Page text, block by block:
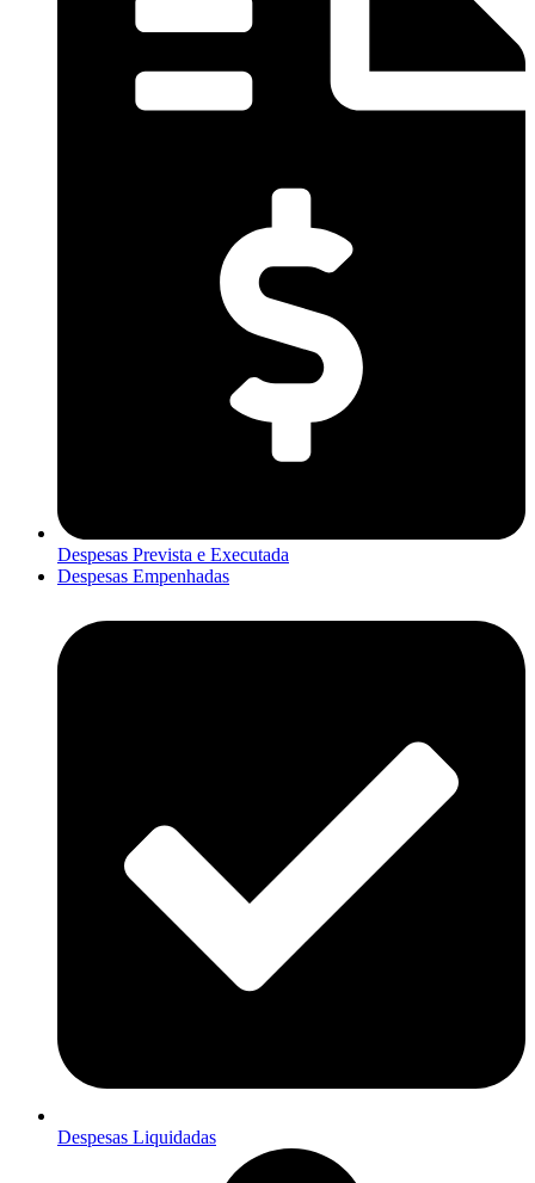
Despesas Prevista e Executada
Despesas Empenhadas
Despesas Liquidadas